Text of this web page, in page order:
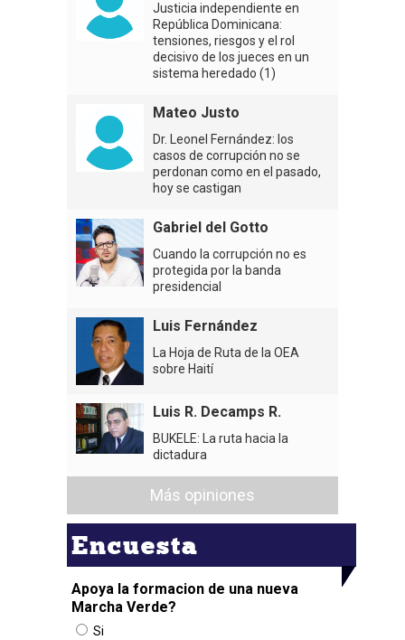
Justicia independiente en
República Dominicana:
tensiones, riesgos y el rol
decisivo de los jueces en un
sistema heredado (1)
Mateo Justo
Dr. Leonel Fernández: los
casos de corrupción no se
perdonan como en el pasado,
hoy se castigan
Gabriel del Gotto
Cuando la corrupción no es
protegida por la banda
presidencial
Luis Fernández
La Hoja de Ruta de la OEA
sobre Haití
Luis R. Decamps R.
BUKELE: La ruta hacia la
dictadura
Más opiniones
Encuesta
Apoya la formacion de una nueva
Marcha Verde?
Si